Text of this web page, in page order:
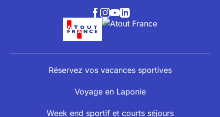
Réservez vos vacances sportives
Voyage en Laponie
Week end sportif et courts séjours